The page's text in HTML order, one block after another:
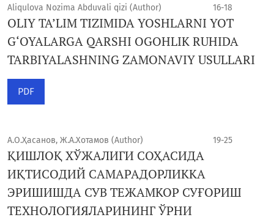
Aliqulova Nozima Abduvali qizi (Author) 16-18
OLIY TA’LIM TIZIMIDA YOSHLARNI YOT
G‘OYALARGA QARSHI OGOHLIK RUHIDA
TARBIYALASHNING ZAMONAVIY USULLARI
PDF
А.О.Ҳасанов, Ж.А.Хотамов (Author) 19-25
ҚИШЛОҚ ХЎЖАЛИГИ СОҲАСИДА
ИҚТИСОДИЙ САМАРАДОРЛИККА
ЭРИШИШДА СУВ ТЕЖАМКОР СУҒОРИШ
ТЕХНОЛОГИЯЛАРИНИНГ ЎРНИ